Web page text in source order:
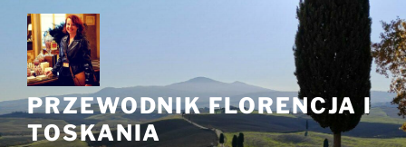
Przejdź
treści
PRZEWODNIK FLORENCJA I
TOSKANIA